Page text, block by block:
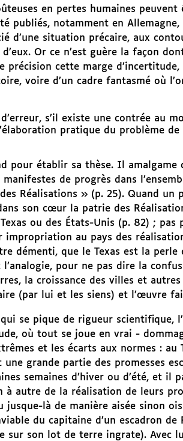
en pertes humaines
publiés, notamment en
d’une situation précaire, aux
Or ce n’est guère la façon
précision cette marge d’incertitude,
voire d’un cadre fantasmé où
s’il existe une contrée au
pratique du problème de
pour établir sa thèse. Il amalgame
de progrès dans
Réalisations » (p. 25). Quand un
son cœur la patrie des
ou des États-Unis (p. 82) ; pas
au pays des
démenti, que le Texas est la
pour ne pas dire la
la croissance des villes et autres
(par lui et les siens) et l’œuvre
se pique de rigueur scientifique,
où tout se joue en vrai -
et les écarts aux normes : au
grande partie des promesses
semaines d’hiver ou d’été, et il
à autre de la réalisation de leurs
là de manière aisée sinon
du capitaine d’un escadron de
sur son lot de terre ingrate). Avec